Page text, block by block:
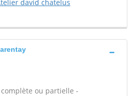
david chatelus
ou partielle -